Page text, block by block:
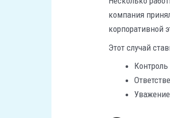
компания
корпоративной
Этот случай